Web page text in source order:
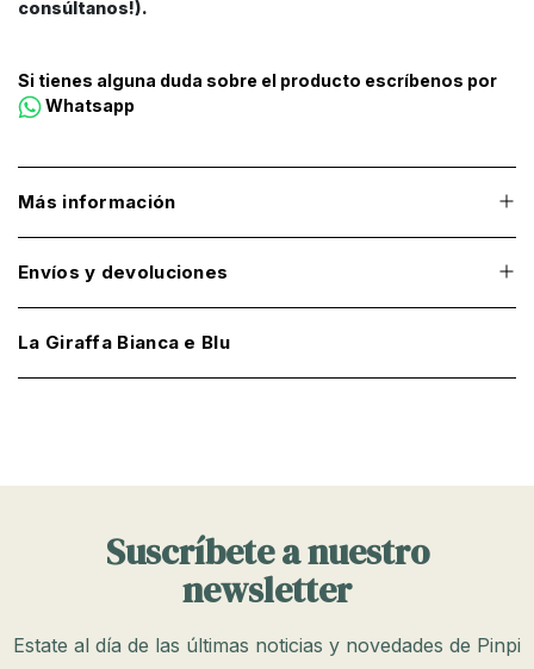
consúltanos!).
Si tienes alguna duda sobre el producto escríbenos por
Whatsapp
Más información
Envíos y devoluciones
La Giraffa Bianca e Blu
Suscríbete a nuestro
newsletter
Estate al día de las últimas noticias y novedades de Pinpi